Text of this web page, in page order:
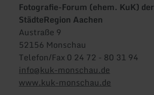
Fotografie-Forum (ehem. KuK) der
StädteRegion Aachen
Austraße 9
52156 Monschau
Telefon/Fax 0 24 72 - 80 31 94
info@kuk-monschau.de
www.kuk-monschau.de